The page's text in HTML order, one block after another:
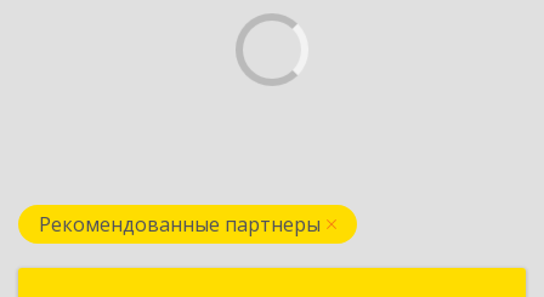
Рекомендованные партнеры